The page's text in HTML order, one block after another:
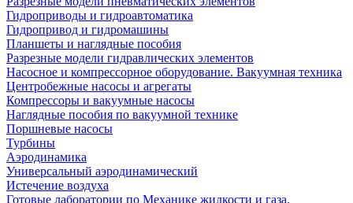
Гидроприводы и гидроавтоматика
Гидропривод и гидромашины
Планшеты и наглядные пособия
Разрезные модели гидравлических элементов
Насосное и компрессорное оборудование. Вакуумная техника
Центробежные насосы и агрегаты
Компрессоры и вакуумные насосы
Наглядные пособия по вакуумной технике
Поршневые насосы
Турбины
Аэродинамика
Универсальный аэродинамический
Истечение воздуха
Готовые лаборатории по Механике жидкости и газа,